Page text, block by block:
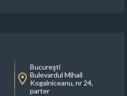
Bucureşti
Bulevardul Mihail
Kogalniceanu, nr 24,
parter